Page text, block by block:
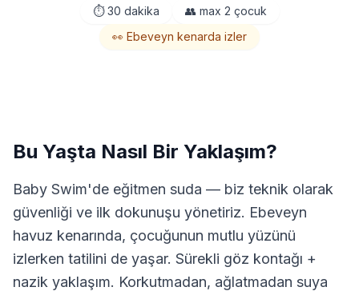
⏱️30 dakika 👥 max 2 çocuk
👀 Ebeveyn kenarda izler
Bu Yaşta Nasıl Bir Yaklaşım?
Baby Swim'de eğitmen suda — biz teknik olarak
güvenliği ve ilk dokunuşu yönetiriz. Ebeveyn
havuz kenarında, çocuğunun mutlu yüzünü
izlerken tatilini de yaşar. Sürekli göz kontağı +
nazik yaklaşım. Korkutmadan, ağlatmadan suya